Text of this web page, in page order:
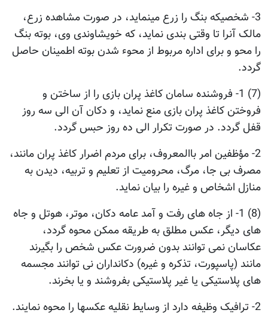
3- شخصیکه بنگ را زرع مینماید، در صورت مشاهده زرع،
مالک آنرا تا وقتی بندی نماید، که خویشاوندی وی، بوته بنگ
را محو و برای اداره مربوط از محوء شدن بوته اطمینان حاصل
گردد.
(7) 1- فروشنده سامان کاغذ پران بازی را از ساختن و
فروختن کاغذ پران بازی منع نماید، و دکان آن الی سه روز
قفل گردد. در صورت تکرار الی ده روز حبس گردد.
2- مؤظفین امر باالمعروف، برای مردم اضرار کاغذ پران مانند،
مصرف بی جا، مرگ، محرومیت از تعلیم و تربیه، دیدن به
منازل اشخاص و غیره را بیان نماید.
(8) 1- از جاه های رفت و آمد عامه دکان، موتر، هوتل و جاه
های دیگر، عکس مطلق به طریقه ممکن محوه گردد،
عکاسان نمی توانند بدون ضرورت عکس شخص را بگیرند
مانند (پاسپورت، تذکره و غیره) دکانداران نی توانند مجسمه
های پلاستیکی یا غیر پلاستیکی بفروشند و یا بخرند.
2- ترافیک وظیفه دارد از وسایط نقلیه عکسها را محوه نمایند.